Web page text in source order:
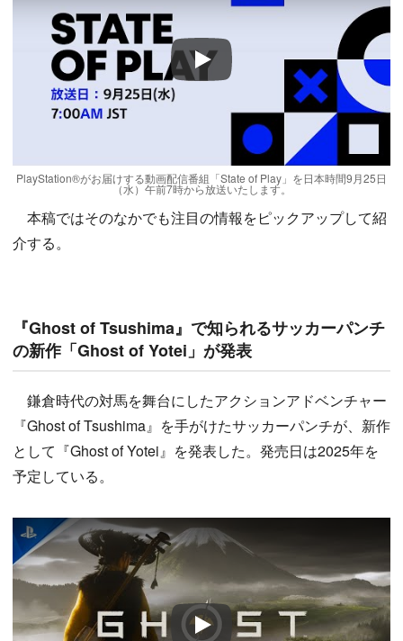
Play
PlayStation®がお届けする動画配信番組「State of Play」を日本時間9月25日
（水）午前7時から放送いたします。
本稿ではそのなかでも注目の情報をピックアップして紹
介する。
『Ghost of Tsushima』で知られるサッカーパンチ
の新作「Ghost of Yotei」が発表
鎌倉時代の対馬を舞台にしたアクションアドベンチャー
『Ghost of Tsushima』を手がけたサッカーパンチが、新作
として『Ghost of Yotei』を発表した。発売日は2025年を
予定している。
Play